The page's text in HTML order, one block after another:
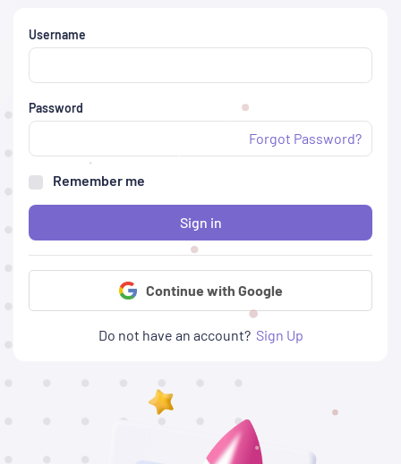
Username
Password
Forgot Password?
Remember me
Sign in
Continue with Google
Do not have an account? Sign Up